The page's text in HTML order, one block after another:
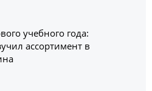
учебного года:
ассортимент в